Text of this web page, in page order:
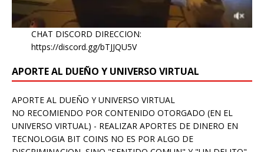
CHAT DISCORD DIRECCION:
https://discord.gg/bTJJQU5V
APORTE AL DUEÑO Y UNIVERSO VIRTUAL
APORTE AL DUEÑO Y UNIVERSO VIRTUAL
NO RECOMIENDO POR CONTENIDO OTORGADO (EN EL
UNIVERSO VIRTUAL) - REALIZAR APORTES DE DINERO EN
TECNOLOGIA BIT COINS NO ES POR ALGO DE